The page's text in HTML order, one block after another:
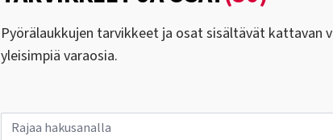
Pyörälaukkujen tarvikkeet ja osat sisältävät kattavan
yleisimpiä varaosia.